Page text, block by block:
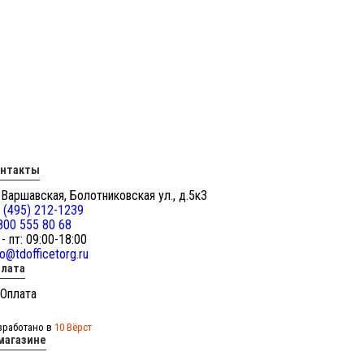
Болотниковская ул., д.5к3
(495) 212-1239
555 80 68
пт: 09:00-18:00
в 10 Вёрст